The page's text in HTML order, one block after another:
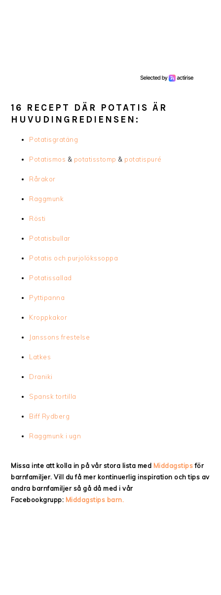
16 RECEPT DÄR POTATIS ÄR
HUVUDINGREDIENSEN:
Potatisgratäng
Potatismos & potatisstomp & potatispuré
Rårakor
Raggmunk
Rösti
Potatisbullar
Potatis och purjolökssoppa
Potatissallad
Pyttipanna
Kroppkakor
Janssons frestelse
Latkes
Draniki
Spansk tortilla
Biff Rydberg
Raggmunk i ugn
Missa inte att kolla in på vår stora lista med Middagstipsför
barnfamiljer. Vill du få mer kontinuerlig inspiration och tips av
andra barnfamiljer så gå då med i vår
Facebookgrupp: Middagstips barn.